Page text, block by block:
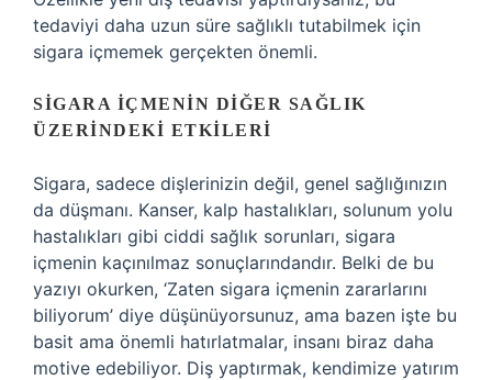
tedaviyi daha uzun süre sağlıklı tutabilmek için
sigara içmemek gerçekten önemli.
SIGARA İÇMENIN DIĞER SAĞLIK
ÜZERINDEKI ETKILERI
Sigara, sadece dişlerinizin değil, genel sağlığınızın
da düşmanı. Kanser, kalp hastalıkları, solunum yolu
hastalıkları gibi ciddi sağlık sorunları, sigara
içmenin kaçınılmaz sonuçlarındandır. Belki de bu
yazıyı okurken, ‘Zaten sigara içmenin zararlarını
biliyorum’ diye düşünüyorsunuz, ama bazen işte bu
basit ama önemli hatırlatmalar, insanı biraz daha
motive edebiliyor. Diş yaptırmak, kendimize yatırım